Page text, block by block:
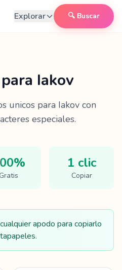
Explorar 🔍 Buscar
Iakov
unicos para Iakov con
especiales.
Gratis
1 clic
Copiar
apodo para copiarlo